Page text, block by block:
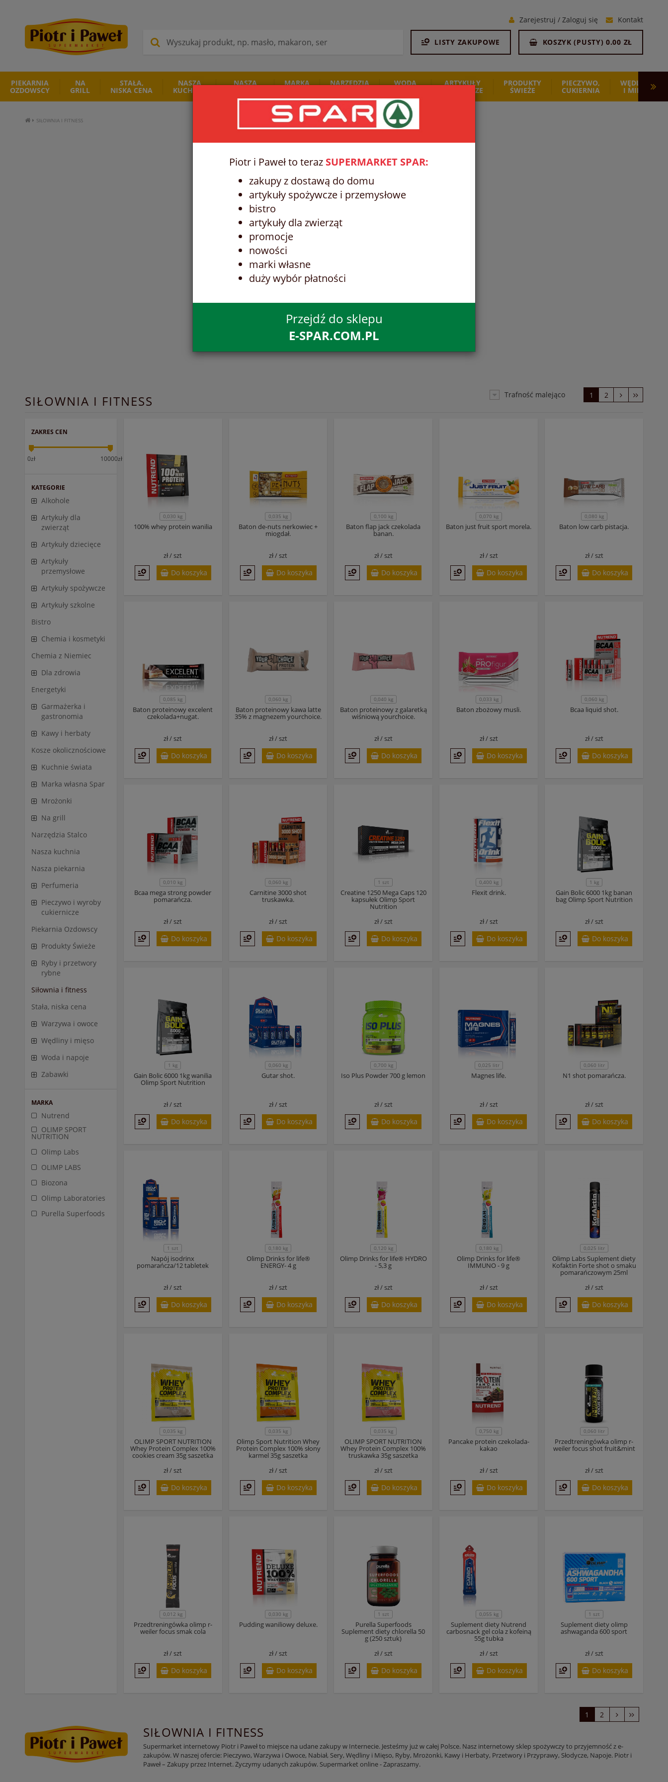
Zarejestruj / Zaloguj się Kontakt
LISTY ZAKUPOWE KOSZYK (PUSTY)0.00 ZŁ
PIEKARNIA
OZDOWSCY
NA
GRILL
STAŁA,
NISKA CENA
NASZA
KUCHNIA
NASZA MARKA NARZĘDZIA WODA ARTYKUŁY
SPOŻYWCZE
PRODUKTY
ŚWIEŻE
PIECZYWO,
CUKIERNIA
WĘDLINY
I MIĘSO
SIŁOWNIA I FITNESS
SIŁOWNIA I FITNESS 1 2
Trafność malejąco
ZAKRES CEN
0zł 10000zł
KATEGORIE
Alkohole
Artykuły dla
zwierząt
Artykuły dziecięce
Artykuły
przemysłowe
Artykuły spożywcze
Artykuły szkolne
Bistro
Chemia i kosmetyki
Chemia z Niemiec
Dla zdrowia
Energetyki
Garmażerka i
gastronomia
Kawy i herbaty
Kosze okolicznościowe
Kuchnie świata
Marka własna Spar
Mrożonki
Na grill
Narzędzia Stalco
Nasza kuchnia
Nasza piekarnia
Perfumeria
Pieczywo i wyroby
cukiernicze
Piekarnia Ozdowscy
Produkty Świeże
Ryby i przetwory
rybne
Siłownia i fitness
Stała, niska cena
Warzywa i owoce
Wędliny i mięso
Woda i napoje
Zabawki
MARKA
Nutrend
OLIMP SPORT
NUTRITION
Olimp Labs
OLIMP LABS
Biozona
Olimp Laboratories
Purella Superfoods
0,030 kg
100% whey protein wanilia
zł /szt
Do koszyka
0,035 kg
Baton de-nuts nerkowiec +
miogdał.
zł /szt
Do koszyka
0,100 kg
Baton flap jack czekolada
banan.
zł /szt
Do koszyka
0,070 kg
Baton just fruit sport morela.
zł /szt
Do koszyka
0,080 kg
Baton low carb pistacja.
zł /szt
Do koszyka
0,085 kg
Baton proteinowy excelent
czekolada+nugat.
zł /szt
Do koszyka
0,060 kg
Baton proteinowy kawa latte
35% z magnezem yourchoice.
zł /szt
Do koszyka
0,040 kg
Baton proteinowy z galaretką
wiśniową yourchoice.
zł /szt
Do koszyka
0,033 kg
Baton zbożowy musli.
zł /szt
Do koszyka
0,060 kg
Bcaa liquid shot.
zł /szt
Do koszyka
0,010 kg
Bcaa mega strong powder
pomarańcza.
zł /szt
Do koszyka
0,060 kg
Carnitine 3000 shot
truskawka.
zł /szt
Do koszyka
1 szt
Creatine 1250 Mega Caps 120
kapsułek Olimp Sport
Nutrition
zł /szt
Do koszyka
0,400 kg
Flexit drink.
zł /szt
Do koszyka
1 kg
Gain Bolic 6000 1kg banan
bag Olimp Sport Nutrition
zł /szt
Do koszyka
1 kg
Gain Bolic 6000 1kg wanilia
Olimp Sport Nutrition
zł /szt
Do koszyka
0,060 kg
Gutar shot.
zł /szt
Do koszyka
0,700 kg
Iso Plus Powder 700 g lemon
zł /szt
Do koszyka
0,025 litr
Magnes life.
zł /szt
Do koszyka
0,060 litr
N1 shot pomarańcza.
zł /szt
Do koszyka
1 szt
Napój isodrinx
pomarańcza/12 tabletek
zł /szt
Do koszyka
0,180 kg
Olimp Drinks for life®
ENERGY- 4 g
zł /szt
Do koszyka
0,120 kg
Olimp Drinks for life® HYDRO
- 5,3 g
zł /szt
Do koszyka
0,180 kg
Olimp Drinks for life®
IMMUNO - 9 g
zł /szt
Do koszyka
0,025 litr
Olimp Labs Suplement diety
Kofaktin Forte shot o smaku
pomarańczowym 25ml
zł /szt
Do koszyka
0,035 kg
OLIMP SPORT NUTRITION
Whey Protein Complex 100%
cookies cream 35g saszetka
zł /szt
Do koszyka
0,035 kg
Olimp Sport Nutrition Whey
Protein Complex 100% słony
karmel 35g saszetka
zł /szt
Do koszyka
0,035 kg
OLIMP SPORT NUTRITION
Whey Protein Complex 100%
truskawka 35g saszetka
zł /szt
Do koszyka
0,750 kg
Pancake protein czekolada-
kakao
zł /szt
Do koszyka
0,060 litr
Przedtreningówka olimp r-
weiler focus shot fruit&mint
zł /szt
Do koszyka
0,012 kg
Przedtreningówka olimp r-
weiler focus smak cola
zł /szt
Do koszyka
0,030 kg
Pudding waniliowy deluxe.
zł /szt
Do koszyka
1 szt
Purella Superfoods
Suplement diety chlorella 50
g (250 sztuk)
zł /szt
Do koszyka
0,055 kg
Suplement diety Nutrend
carbosnack gel cola z kofeiną
55g tubka
zł /szt
Do koszyka
1 szt
Suplement diety olimp
ashwaganda 600 sport
zł /szt
Do koszyka
1 2
SIŁOWNIA I FITNESS
Supermarket internetowy Piotr i Paweł to miejsce na udane zakupy w Internecie. Jesteśmy już w całej Polsce. Nasz internetowy sklep spożywczy to przyjemność z e-
zakupów. W naszej ofercie: Pieczywo, Warzywa i Owoce, Nabiał, Sery, Wędliny i Mięso, Ryby, Mrożonki, Kawy i Herbaty, Przetwory i Przyprawy, Słodycze, Napoje. Piotr i
Paweł – Zakupy przez Internet. Życzymy udanych zakupów. Supermarket online - Zapraszamy.
Piotr i Paweł to teraz SUPERMARKET SPAR:
zakupy z dostawą do domu
artykuły spożywcze i przemysłowe
bistro
artykuły dla zwierząt
promocje
nowości
marki własne
duży wybór płatności
Przejdź do sklepu
E-SPAR.COM.PL